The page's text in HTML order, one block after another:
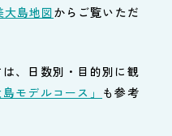
大島地図からご覧いただ
、日数別・目的別に観
島モデルコース」 も参考